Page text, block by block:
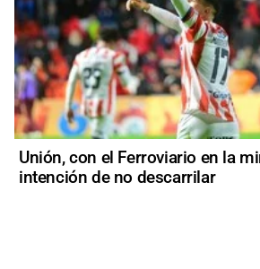
Unión, con el Ferroviario en la
intención de no descarrilar